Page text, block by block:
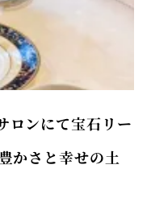
ロンにて宝石リー
かさと幸せの土